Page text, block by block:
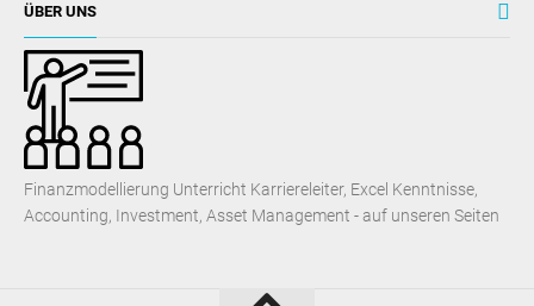
ÜBER UNS
Finanzmodellierung Unterricht Karriereleiter, Excel Kenntnisse,
Accounting, Investment, Asset Management - auf unseren Seiten